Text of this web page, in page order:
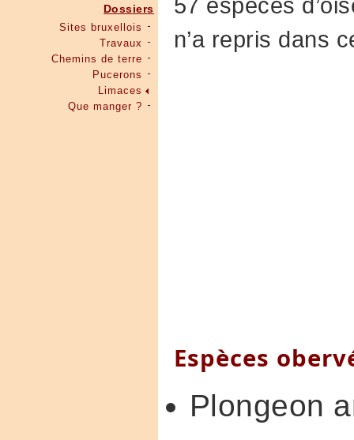
Dossiers
Sites bruxellois
Travaux
Chemins de terre
Pucerons
Limaces
Que manger ?
n’a repris dans
Espèces
Plongeon